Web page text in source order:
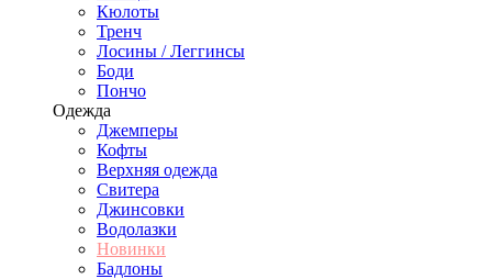
Кюлоты
Тренч
Лосины / Леггинсы
Боди
Пончо
Одежда
Джемперы
Кофты
Верхняя одежда
Свитера
Джинсовки
Водолазки
Новинки
Бадлоны